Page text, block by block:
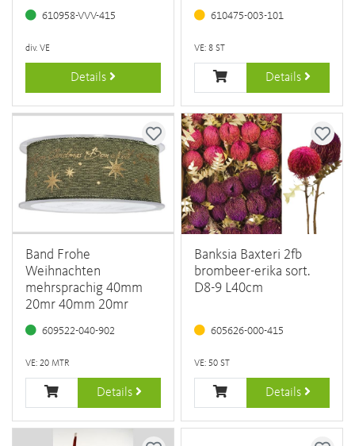
610958-VVV-415
div. VE
Details
610475-003-101
VE: 8 ST
Details
Band Frohe
Weihnachten
mehrsprachig 40mm
20mr 40mm 20mr
609522-040-902
VE: 20 MTR
Details
Banksia Baxteri 2fb
brombeer-erika sort.
D8-9 L40cm
605626-000-415
VE: 50 ST
Details